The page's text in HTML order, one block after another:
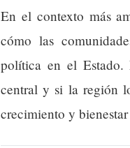
En el contexto más
cómo las
política en el
central y si la región
crecimiento y